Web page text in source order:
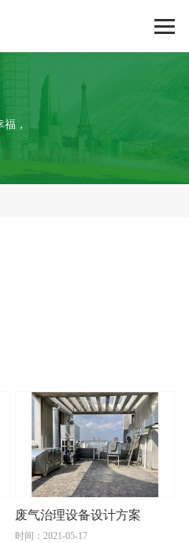
，
废气治理设备设计方案
时间：2021-05-17